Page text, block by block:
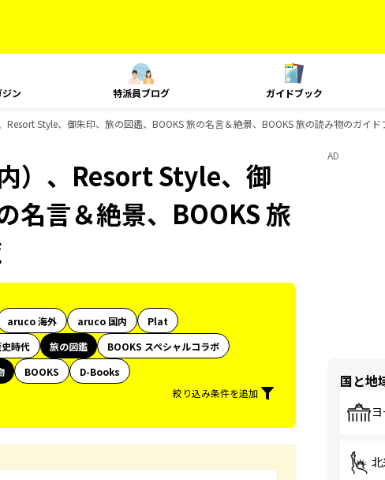
ジン 特派員ブログ ガイドブック
Resort Style、御朱印、旅の図鑑、BOOKS 旅の名言＆絶景、BOOKS 旅の読み物のガイド
）、Resort Style、御
名言＆絶景、BOOKS 旅
aruco 海外 aruco 国内
Plat
時代 旅の図鑑
BOOKS スペシャルコラボ
BOOKS
D-Books
絞り込み条件を追加
AD
国と地
北